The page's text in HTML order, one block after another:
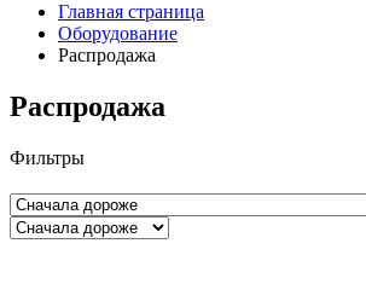
Главная страница
Оборудование
Распродажа
Распродажа
Фильтры